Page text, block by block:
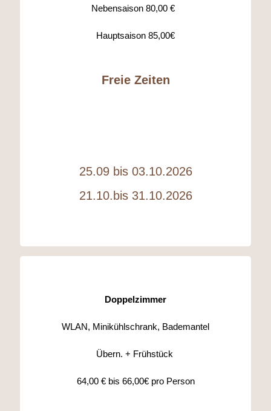
Nebensaison 80,00 €
Hauptsaison 85,00€
Freie Zeiten
25.09 bis 03.10.2026
21.10.bis 31.10.2026
Doppelzimmer
WLAN, Minikühlschrank, Bademantel
Übern. + Frühstück
64,00 € bis 66,00€ pro Person